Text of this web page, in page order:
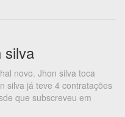
silva
novo. Jhon silva toca
silva já teve 4 contratações
que subscreveu em